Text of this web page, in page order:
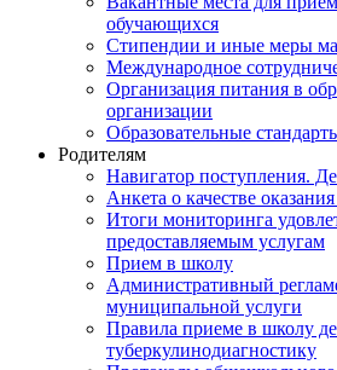
обучающихся
Стипендии и иные меры
Международное
Организация питания в
организации
Образовательные
Родителям
Навигатор поступления.
Анкета о качестве
Итоги мониторинга
предоставляемым услугам
Прием в школу
Административный
муниципальной услуги
Правила приеме в школу
туберкулинодиагностику